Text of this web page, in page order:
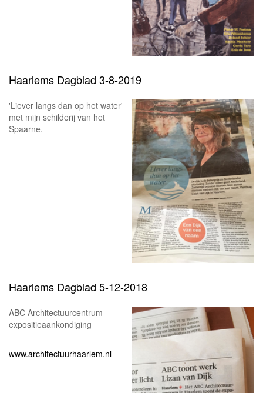
Haarlems Dagblad 3-8-2019
'Liever langs dan op het water'
met mijn schilderij van het
Spaarne.
Haarlems Dagblad 5-12-2018
ABC Architectuurcentrum
expositieaankondiging
www.architectuurhaarlem.nl